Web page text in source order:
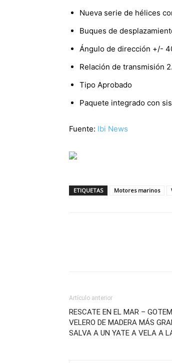
Nueva serie de hélices
Buques de
Ángulo de dirección +/-
Relación de transmisión
Tipo Aprobado
Paquete integrado con
Fuente: Ibi News
ETIQUETAS Motores marinos
Artículo anterior
RESCATE EN EL MAR –
VELERO DE MADERA MÁS
SALVA A UN YATE A VELA A